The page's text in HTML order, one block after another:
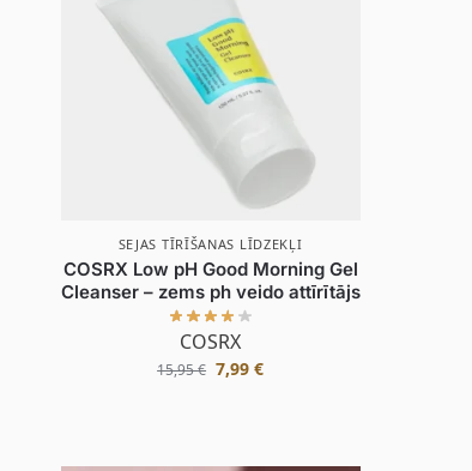
SEJAS TĪRĪŠANAS LĪDZEKĻI
COSRX Low pH Good Morning Gel
Cleanser – zems ph veido attīrītājs
COSRX
15,95€ 7,99€